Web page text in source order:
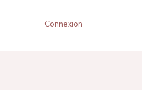
Connexion